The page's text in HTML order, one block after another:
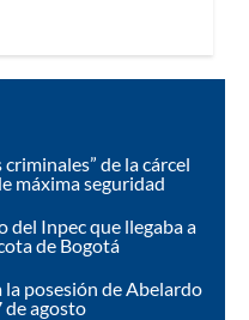
de la cárcel
máxima seguridad
Inpec que llegaba a
de Bogotá
la posesión de Abelardo
de agosto